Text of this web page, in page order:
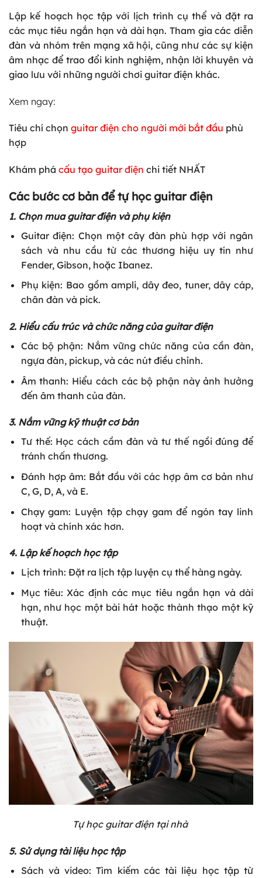
Lập kế hoạch học tập với lịch trình cụ thể và đặt ra
các mục tiêu ngắn hạn và dài hạn. Tham gia các diễn
đàn và nhóm trên mạng xã hội, cũng như các sự kiện
âm nhạc để trao đổi kinh nghiệm, nhận lời khuyên và
giao lưu với những người chơi guitar điện khác.
Xem ngay:
Tiêu chí chọn guitar điện cho người mới bắt đầu phù
hợp
Khám phá cấu tạo guitar điện chi tiết NHẤT
Các bước cơ bản để tự học guitar điện
1. Chọn mua guitar điện và phụ kiện
Guitar điện: Chọn một cây đàn phù hợp với ngân
sách và nhu cầu từ các thương hiệu uy tín như
Fender, Gibson, hoặc Ibanez.
Phụ kiện: Bao gồm ampli, dây đeo, tuner, dây cáp,
chân đàn và pick.
2. Hiểu cấu trúc và chức năng của guitar điện
Các bộ phận: Nắm vững chức năng của cần đàn,
ngựa đàn, pickup, và các nút điều chỉnh.
Âm thanh: Hiểu cách các bộ phận này ảnh hưởng
đến âm thanh của đàn.
3. Nắm vững kỹ thuật cơ bản
Tư thế: Học cách cầm đàn và tư thế ngồi đúng để
tránh chấn thương.
Đánh hợp âm: Bắt đầu với các hợp âm cơ bản như
C, G, D, A, và E.
Chạy gam: Luyện tập chạy gam để ngón tay linh
hoạt và chính xác hơn.
4. Lập kế hoạch học tập
Lịch trình: Đặt ra lịch tập luyện cụ thể hàng ngày.
Mục tiêu: Xác định các mục tiêu ngắn hạn và dài
hạn, như học một bài hát hoặc thành thạo một kỹ
thuật.
Tự học guitar điện tại nhà
5. Sử dụng tài liệu học tập
Sách và video: Tìm kiếm các tài liệu học tập từ